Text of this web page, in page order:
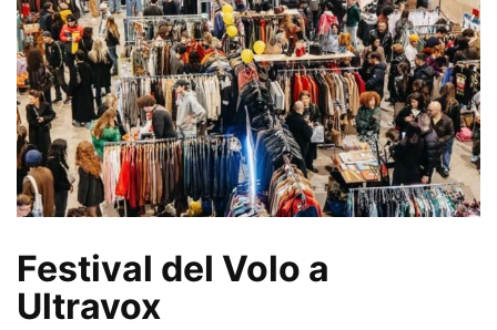
Festival del Volo a
Ultravox